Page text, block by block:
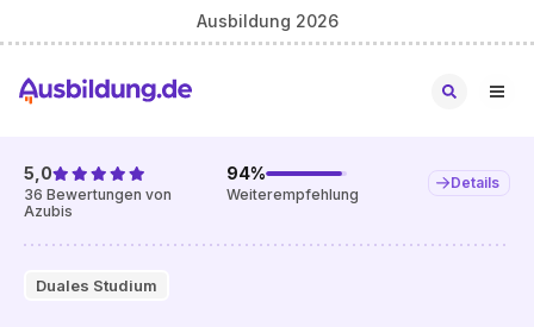
Ausbildung 2026
Duales Studium
5,0
36 Bewertungen von
Azubis
94%
Weiterempfehlung
Details